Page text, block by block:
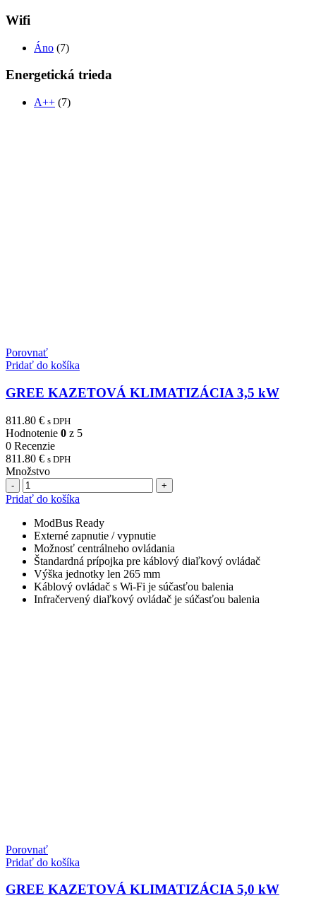
Wifi
Áno (7)
Energetická trieda
A++ (7)
Porovnať
Pridať do košíka
GREE KAZETOVÁ KLIMATIZÁCIA 3,5 kW
811.80 € s DPH
Hodnotenie 0 z 5
0 Recenzie
811.80 € s DPH
Množstvo
Počet
Pridať do košíka
ModBus Ready
Externé zapnutie / vypnutie
Možnosť centrálneho ovládania
Štandardná prípojka pre káblový diaľkový ovládač
Výška jednotky len 265 mm
Káblový ovládač s Wi-Fi je súčasťou balenia
Infračervený diaľkový ovládač je súčasťou balenia
Porovnať
Pridať do košíka
GREE KAZETOVÁ KLIMATIZÁCIA 5,0 kW